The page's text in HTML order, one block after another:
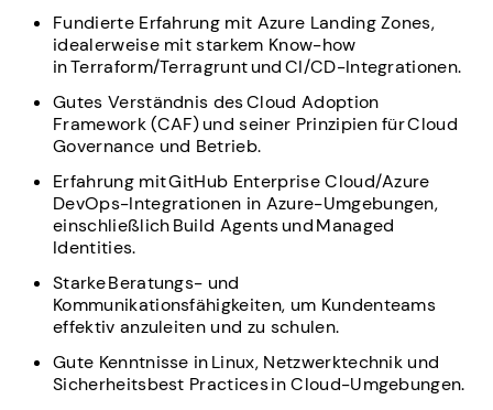
Fundierte Erfahrung mit Azure Landing Zones,
idealerweise mit starkem Know-how
in Terraform/Terragrunt und CI/CD-Integrationen.
Gutes Verständnis des Cloud Adoption
Framework (CAF) und seiner Prinzipien für Cloud
Governance und Betrieb.
Erfahrung mit GitHub Enterprise Cloud/Azure
DevOps-Integrationen in Azure-Umgebungen,
einschließlich Build Agents und Managed
Identities.
Starke Beratungs- und
Kommunikationsfähigkeiten, um Kundenteams
effektiv anzuleiten und zu schulen.
Gute Kenntnisse in Linux, Netzwerktechnik und
Sicherheitsbest Practices in Cloud-Umgebungen.